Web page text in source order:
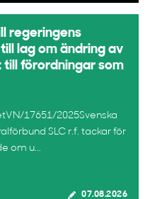
regeringens
lag om ändring av
förordningar som
17651/2025Svenska
SLC r.f. tackar för
om u...
07.08.2026